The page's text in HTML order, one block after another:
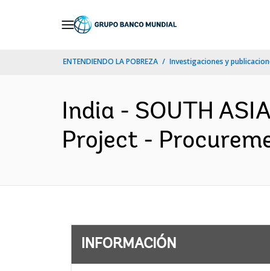
ENTENDIENDO LA POBREZA Investigaciones y
India - SOUTH
Project -
INFORMACIÓN